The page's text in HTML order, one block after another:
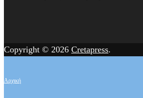
Copyright © 2026 Cretapress.
Αρχική